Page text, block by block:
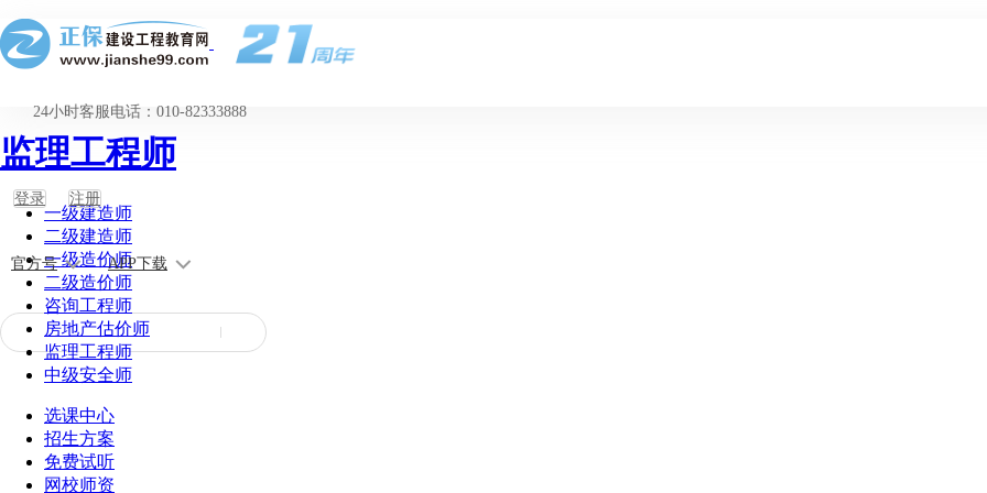
24小时客服电话：010-82333888
登录 注册
官方号 APP下载
监理工程师
一级建造师
二级建造师
一级造价师
二级造价师
咨询工程师
房地产估价师
监理工程师
中级安全师
选课中心
招生方案
免费试听
网校师资